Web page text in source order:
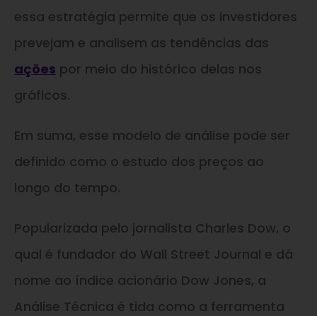
essa estratégia permite que os investidores
prevejam e analisem as tendências das
ações por meio do histórico delas nos
gráficos.
Em suma, esse modelo de análise pode ser
definido como o estudo dos preços ao
longo do tempo.
Popularizada pelo jornalista Charles Dow, o
qual é fundador do Wall Street Journal e dá
nome ao índice acionário Dow Jones, a
Análise Técnica é tida como a ferramenta